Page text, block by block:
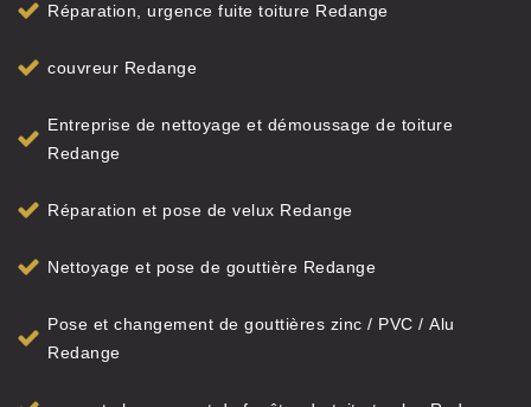
Réparation, urgence fuite toiture Redange
couvreur Redange
Entreprise de nettoyage et démoussage de toiture
Redange
Réparation et pose de velux Redange
Nettoyage et pose de gouttière Redange
Pose et changement de gouttières zinc / PVC / Alu
Redange